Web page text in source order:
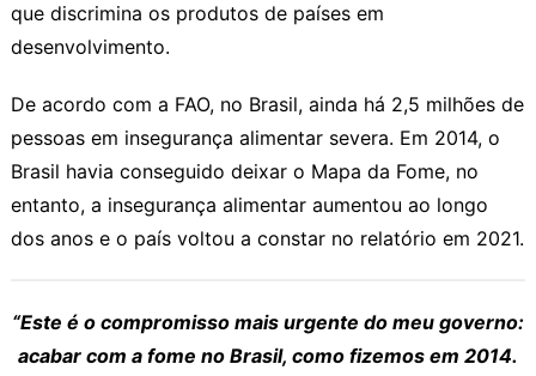
que discrimina os produtos de países em
desenvolvimento.
De acordo com a FAO, no Brasil, ainda há 2,5 milhões de
pessoas em insegurança alimentar severa. Em 2014, o
Brasil havia conseguido deixar o Mapa da Fome, no
entanto, a insegurança alimentar aumentou ao longo
dos anos e o país voltou a constar no relatório em 2021.
“Este é o compromisso mais urgente do meu governo:
acabar com a fome no Brasil, como fizemos em 2014.